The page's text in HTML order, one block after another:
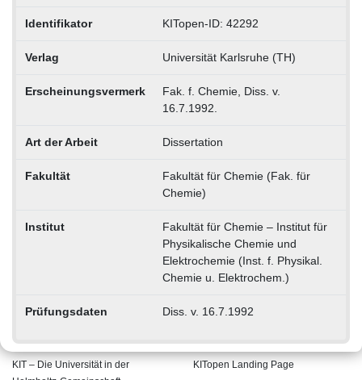
Identifikator KITopen-ID: 42292
Verlag Universität Karlsruhe (TH)
Erscheinungsvermerk
Fak. f. Chemie, Diss. v.
16.7.1992.
Art der Arbeit Dissertation
Fakultät
Fakultät für Chemie (Fak. für
Chemie)
Institut
Fakultät für Chemie – Institut für
Physikalische Chemie und
Elektrochemie (Inst. f. Physikal.
Chemie u. Elektrochem.)
Prüfungsdaten Diss. v. 16.7.1992
KIT – Die Universität in der
KITopen Landing Page